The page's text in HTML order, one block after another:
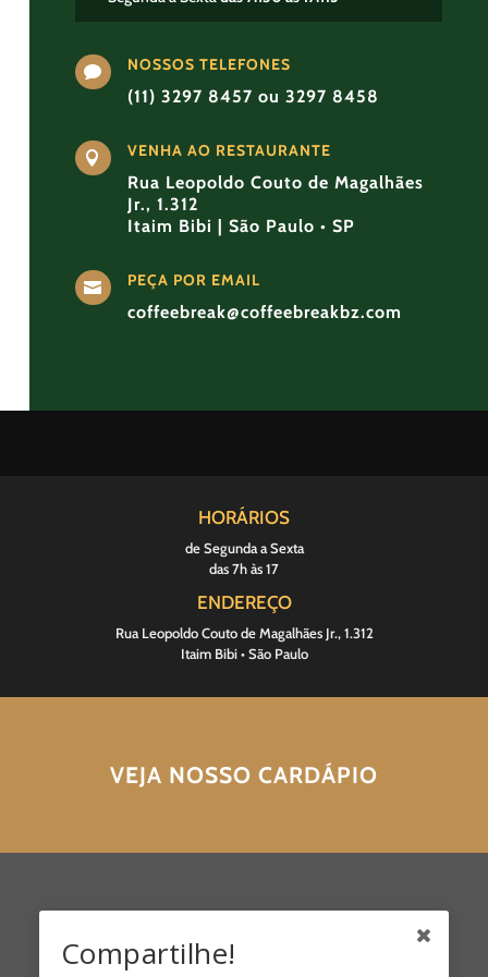
 NOSSOS TELEFONES
(11) 3297 8457 ou 3297 8458
 VENHA AO RESTAURANTE
Rua Leopoldo Couto de Magalhães
Jr., 1.312
Itaim Bibi | São Paulo • SP
 PEÇA POR EMAIL
coffeebreak@coffeebreakbz.com
HORÁRIOS
de Segunda a Sexta
das 7h às 17
ENDEREÇO
Rua Leopoldo Couto de Magalhães Jr., 1.312
Itaim Bibi • São Paulo
VEJA NOSSO CARDÁPIO
Compartilhe!